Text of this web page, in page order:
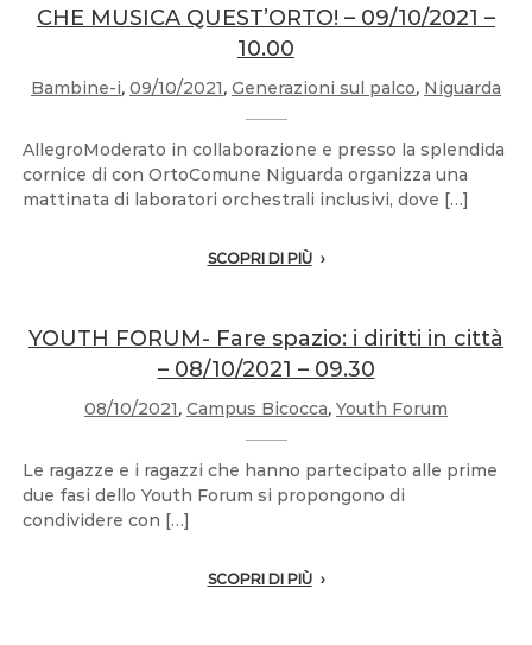
CHE MUSICA QUEST’ORTO! – 09/10/2021 –
10.00
Bambine-i, 09/10/2021, Generazioni sul palco, Niguarda
AllegroModerato in collaborazione e presso la splendida
cornice di con OrtoComune Niguarda organizza una
mattinata di laboratori orchestrali inclusivi, dove […]
SCOPRI DI PIÙ
YOUTH FORUM- Fare spazio: i diritti in città
– 08/10/2021 – 09.30
08/10/2021, Campus Bicocca, Youth Forum
Le ragazze e i ragazzi che hanno partecipato alle prime
due fasi dello Youth Forum si propongono di
condividere con […]
SCOPRI DI PIÙ